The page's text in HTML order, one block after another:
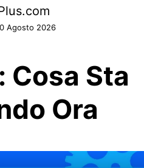
Agosto 2026
Cosa Sta
Ora